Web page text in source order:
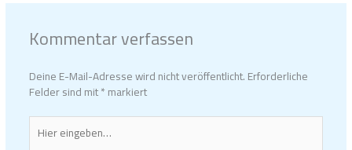
Kommentar verfassen
Deine E-Mail-Adresse wird nicht veröffentlicht.Erforderliche
Felder sind mit*markiert
Hier
eingeben…